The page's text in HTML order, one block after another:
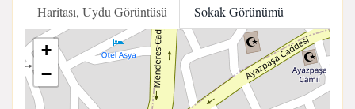
Haritası, Uydu Görüntüsü Sokak Görünümü
+
−